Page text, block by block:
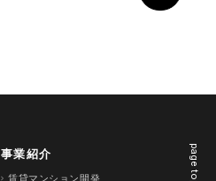
page top
事業紹介
賃貸マンション開発